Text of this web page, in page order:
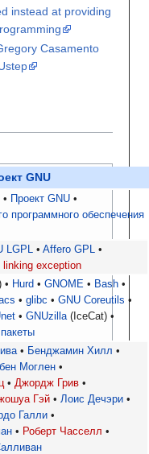
instead at providing
Casamento
GNU
Проект GNU
программного обеспечения
LGPL
Affero GPL
linking exception
Hurd GNOME
Bash
glibc
GNU Coreutils
GNUzilla (IceCat)
Бенджамин Хилл
Моглен
Джордж Грив
Гэй
Лоис Дечэри
Галли
Роберт Часселл